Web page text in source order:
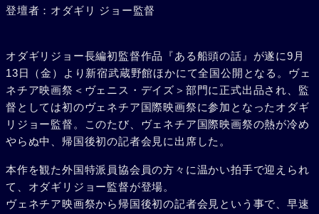
登壇者：オダギリ ジョー監督
オダギリジョー長編初監督作品『ある船頭の話』が遂に9月
13日（金）より新宿武蔵野館ほかにて全国公開となる。ヴェ
ネチア映画祭＜ヴェニス・デイズ＞部門に正式出品され、監
督としては初のヴェネチア国際映画祭に参加となったオダギ
リジョー監督。このたび、ヴェネチア国際映画祭の熱が冷め
やらぬ中、帰国後初の記者会見に出席した。
本作を観た外国特派員協会員の方々に温かい拍手で迎えられ
て、オダギリジョー監督が登場。
ヴェネチア映画祭から帰国後初の記者会見という事で、早速